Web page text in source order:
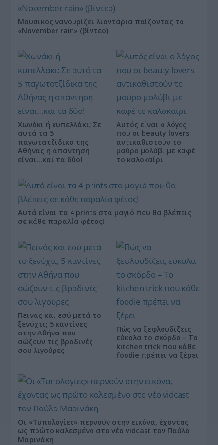
Μουσικός νανουρίζει λιοντάρια παίζοντας το
«November rain» (βίντεο)
Χωνάκι ή κυπελλάκι; Σε
αυτά τα 5
παγωτατζίδικα της
Αθήνας η απάντηση
είναι…και τα δύο!
Αυτός είναι ο λόγος
που οι beauty lovers
αντικαθιστούν το
μαύρο μολύβι με καφέ
το καλοκαίρι
Αυτά είναι τα 4 prints στα μαγιό που θα βλέπεις
σε κάθε παραλία φέτος!
Πεινάς και εσύ μετά το
ξενύχτι; 5 καντίνες
στην Αθήνα που
σώζουν τις βραδινές
σου λιγούρες
Πώς να ξεφλουδίζεις
εύκολα το σκόρδο – Το
kitchen trick που κάθε
foodie πρέπει να ξέρει
Οι «Τυπολογίες» περνούν στην εικόνα, έχοντας
ως πρώτο καλεσμένο στο νέο vidcast τον Παύλο
Μαρινάκη